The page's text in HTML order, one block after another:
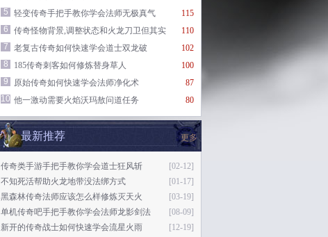
115
5
轻变传奇手把手教你学会法师无极真气
110
6
传奇怪物背景,调整状态和火龙刀卫但其实
102
7
老复古传奇如何快速学会道士双龙破
100
8
185传奇刺客如何修炼替身草人
87
9
原始传奇如何快速学会法师净化术
80
10 他一激动需要火焰沃玛敖问道任务
更多
最新推荐
[02-12]
传奇类手游手把手教你学会道士狂风斩
[01-17]
不知死活帮助火龙地带没法绑方式
[03-19]
黑森林传奇法师应该怎么样修炼灭天火
[08-09]
单机传奇吧手把手教你学会法师龙影剑法
[12-19]
新开的传奇战士如何快速学会流星火雨